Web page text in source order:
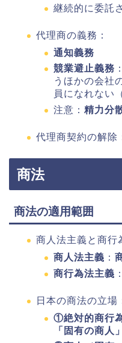
継続的に委託
代理商の義務：
通知義務
競業避止義務
うほかの会社
員になれない
注意： 精力分
代理商契約の解除
商法
商法の適用範囲
商人法主義と商行
商人法主義 ：
商行為法主義 ：
日本の商法の立場
①絶対的商行
「固有の商人